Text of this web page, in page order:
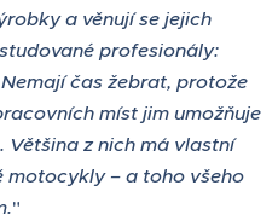
a věnují se jejich
profesionály:
čas žebrat, protože
míst jim umožňuje
Většina z nich má vlastní
motocykly – a toho všeho
"